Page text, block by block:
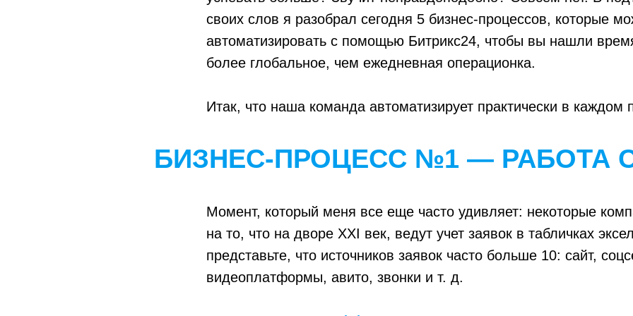
своих слов я разобрал сегодня 5 бизнес-процессов, которые
автоматизировать с помощью Битрикс24, чтобы вы нашли
более глобальное, чем ежедневная операционка.
Итак, что наша команда автоматизирует практически в каждом
БИЗНЕС-ПРОЦЕСС №1 — РАБОТА
Момент, который меня все еще часто удивляет: некоторые
на то, что на дворе XXI век, ведут учет заявок в табличках
представьте, что источников заявок часто больше 10: сайт,
видеоплатформы, авито, звонки и т. д.